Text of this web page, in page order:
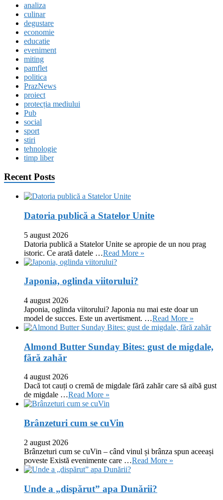
analiza
culinar
degustare
economie
educatie
eveniment
miting
pamflet
politica
PrazNews
proiect
protecția mediului
Pub
social
sport
stiri
tehnologie
timp liber
Recent Posts
Datoria publică a Statelor Unite
5 august 2026
Datoria publică a Statelor Unite se apropie de un nou prag
istoric. Ce arată datele …Read More »
Japonia, oglinda viitorului?
4 august 2026
Japonia, oglinda viitorului? Japonia nu mai este doar un
model de succes. Este un avertisment. …Read More »
Almond Butter Sunday Bites: gust de migdale,
fără zahăr
4 august 2026
Dacă tot cauți o cremă de migdale fără zahăr care să aibă gust
de migdale …Read More »
Brânzeturi cum se cuVin
2 august 2026
Brânzeturi cum se cuVin – când vinul și brânza spun aceeași
poveste Există evenimente care …Read More »
Unde a „dispărut” apa Dunării?